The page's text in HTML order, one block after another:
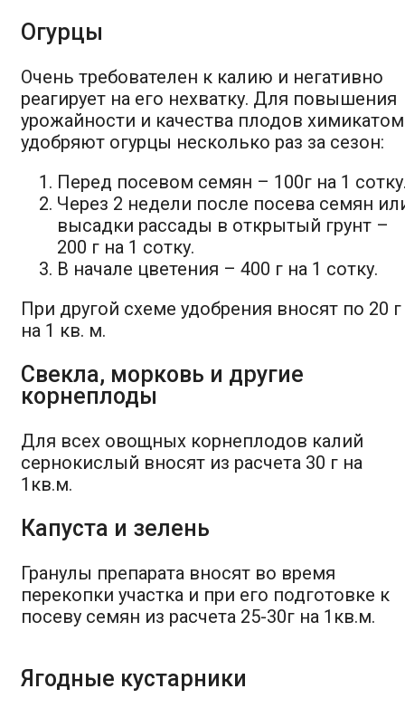
Огурцы
Очень требователен к калию и негативно
реагирует на его нехватку. Для повышения
урожайности и качества плодов химикатом
удобряют огурцы несколько раз за сезон:
Перед посевом семян – 100г на 1
Через 2 недели после посева семян
высадки рассады в открытый грунт –
200 г на 1 сотку.
В начале цветения – 400 г на 1 сотку.
При другой схеме удобрения вносят по 20 г
на 1 кв. м.
Свекла, морковь и другие
корнеплоды
Для всех овощных корнеплодов калий
сернокислый вносят из расчета 30 г на
1кв.м.
Капуста и зелень
Гранулы препарата вносят во время
перекопки участка и при его подготовке к
посеву семян из расчета 25-30г на 1кв.м.
Ягодные кустарники